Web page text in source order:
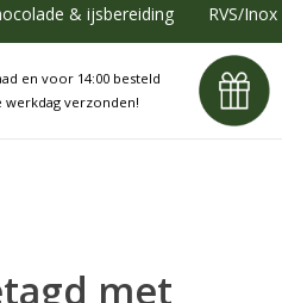
& ijsbereiding RVS/Inox
en voor 14:00 besteld
werkdag verzonden!
met